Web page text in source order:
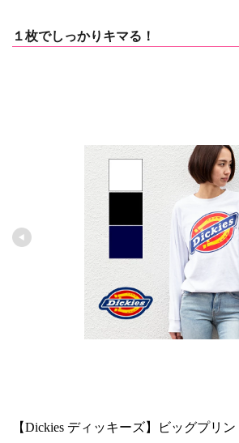
１枚でしっかりキマる！
【Dickies ディッキーズ】ビッグプリ